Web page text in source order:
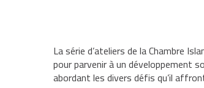
La série d’ateliers de la Chambre
pour parvenir à un développement
abordant les divers défis qu’il